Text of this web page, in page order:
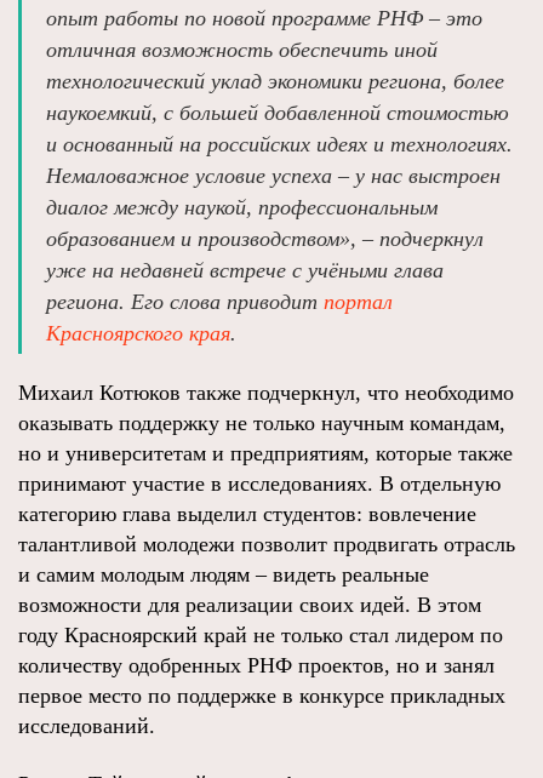
опыт работы по новой программе РНФ – это
отличная возможность обеспечить иной
технологический уклад экономики региона, более
наукоемкий, с большей добавленной стоимостью
и основанный на российских идеях и технологиях.
Немаловажное условие успеха – у нас выстроен
диалог между наукой, профессиональным
образованием и производством», – подчеркнул
уже на недавней встрече с учёными глава
региона. Его слова приводит портал
Красноярского края.
Михаил Котюков также подчеркнул, что необходимо
оказывать поддержку не только научным командам,
но и университетам и предприятиям, которые также
принимают участие в исследованиях. В отдельную
категорию глава выделил студентов: вовлечение
талантливой молодежи позволит продвигать отрасль
и самим молодым людям – видеть реальные
возможности для реализации своих идей. В этом
году Красноярский край не только стал лидером по
количеству одобренных РНФ проектов, но и занял
первое место по поддержке в конкурсе прикладных
исследований.